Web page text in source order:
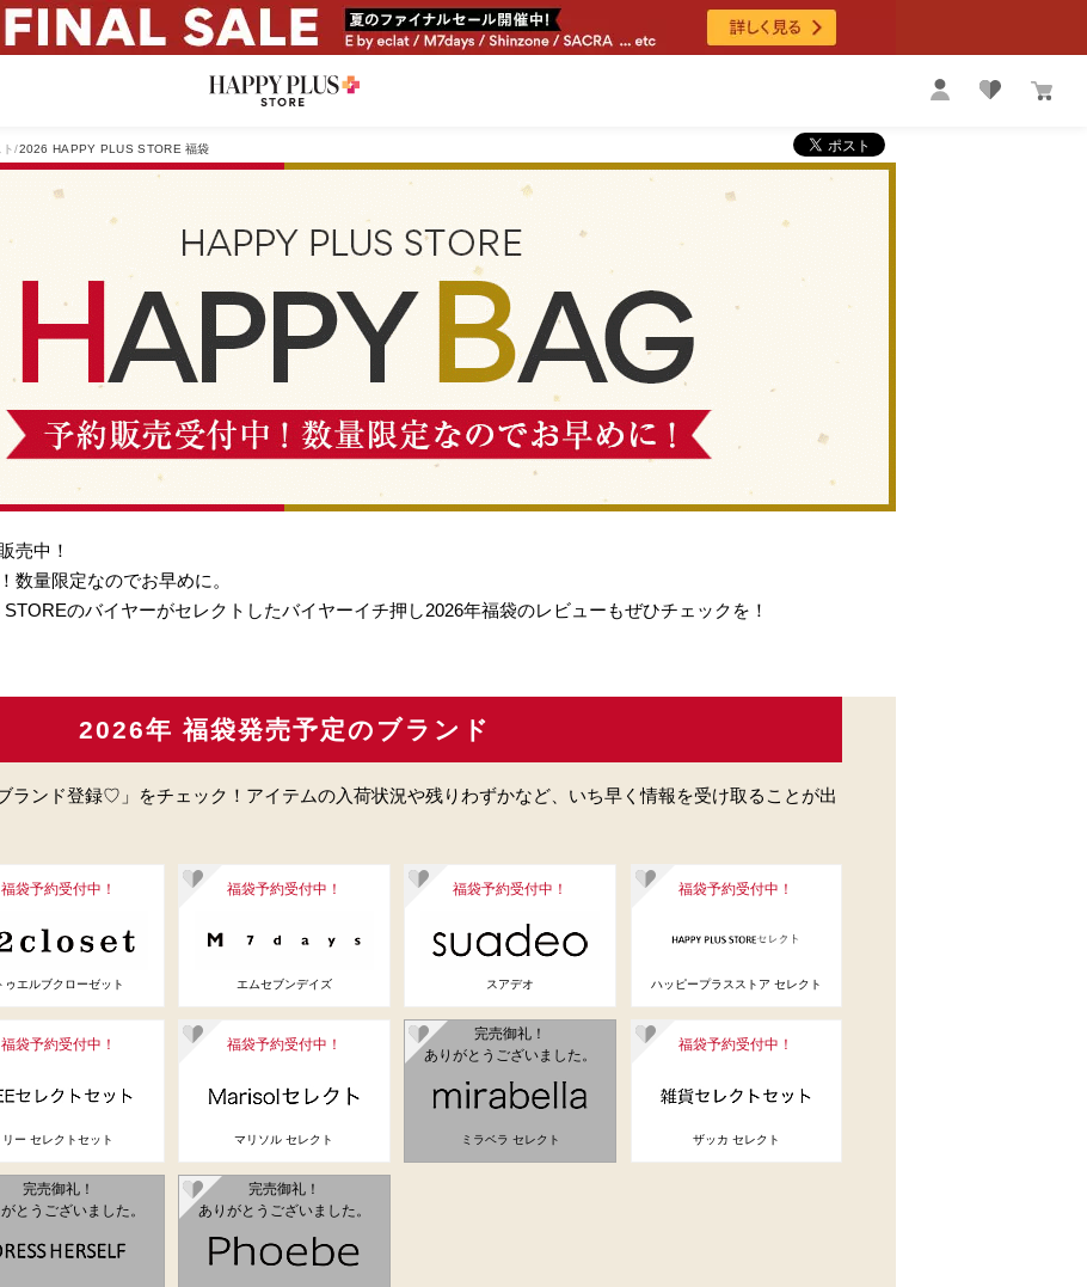
ト 2026 HAPPY PLUS STORE 福袋
売中！
数量限定なのでお早めに。
のバイヤーがセレクトしたバイヤーイチ押し2026年福袋のレビューもぜひチェックを！
2026年 福袋発売予定のブランド
ランド登録♡」をチェック！アイテムの入荷状況や残りわずかなど、いち早く情報を受け取ることが出
福袋予約受付中！
ゥエルブクローゼット
福袋予約受付中！
エムセブンデイズ
福袋予約受付中！
スアデオ
福袋予約受付中！
ハッピープラスストア セレクト
福袋予約受付中！
リー セレクトセット
福袋予約受付中！
マリソル セレクト
完売御礼！
ありがとうございました。
ミラベラ セレクト
福袋予約受付中！
ザッカ セレクト
完売御礼！
とうございました。
完売御礼！
ありがとうございました。